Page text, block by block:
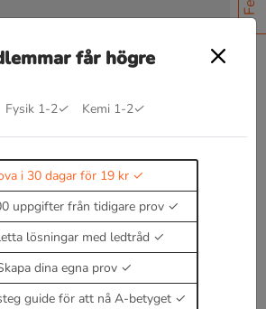
kan kommentera.Prova i 30
medlem nu
får högre
Fysik 1-2✓ Kemi 1-2✓
i 30 dagar för 19 kr
uppgifter från tidigare prov
lösningar med ledtråd
dina egna prov
guide för att nå A-betyget